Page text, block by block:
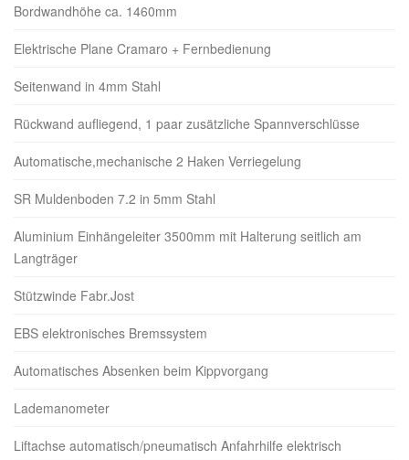
Bordwandhöhe ca. 1460mm
Elektrische Plane Cramaro + Fernbedienung
Seitenwand in 4mm Stahl
Rückwand aufliegend, 1 paar zusätzliche Spannverschlüsse
Automatische,mechanische 2 Haken Verriegelung
SR Muldenboden 7.2 in 5mm Stahl
Aluminium Einhängeleiter 3500mm mit Halterung seitlich am
Langträger
Stützwinde Fabr.Jost
EBS elektronisches Bremssystem
Automatisches Absenken beim Kippvorgang
Lademanometer
Liftachse automatisch/pneumatisch Anfahrhilfe elektrisch